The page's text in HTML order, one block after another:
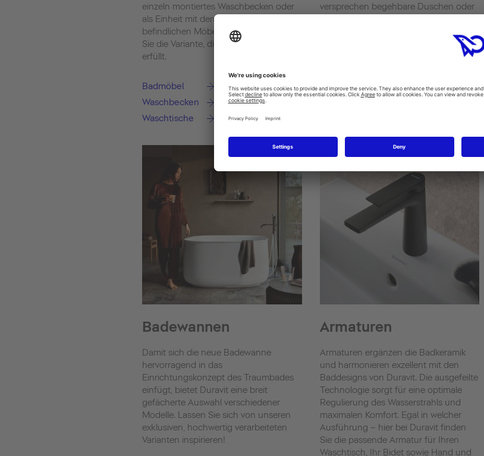
einzeln montiertes Waschbecken oder
als Einheit mit dem darunter
befindlichen Möbelstück – hier finden
Sie die Variante, die Ihre Ansprüche
erfüllt.
Badmöbel
Waschbecken
Waschtische
versprechen begehbare Duschen oder
Duschen
Badewannen
Damit sich die neue Badewanne
hervorragend in das
Einrichtungskonzept des Traumbades
einfügt, bietet Duravit eine breit
gefächerte Auswahl verschiedener
Modelle. Lassen Sie sich von unseren
exklusiven, hochwertig verarbeiteten
Varianten inspirieren!
Armaturen
Armaturen ergänzen die Badkeramik
und harmonieren exzellent mit den
Baddesigns von Duravit. Die ausgefeilte
Technologie sorgt für eine optimale
Regulierung des Wasserstrahls und
maximalen Komfort. Egal in welcher
Ausführung – hier bei Duravit finden
Sie die passende Armatur für Ihren
Waschtisch, Ihr Bidet sowie Hand und